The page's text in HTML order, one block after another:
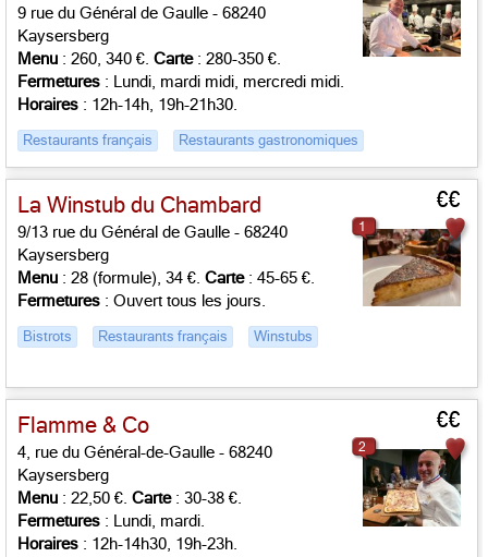
9 rue du Général de Gaulle - 68240
Kaysersberg
Menu : 260, 340 €. Carte: 280-350 €.
Fermetures : Lundi, mardi midi, mercredi midi.
Horaires : 12h-14h, 19h-21h30.
Restaurants français Restaurants gastronomiques
La Winstub du Chambard €€
9/13 rue du Général de Gaulle - 68240
Kaysersberg
Menu : 28 (formule), 34 €. Carte: 45-65 €.
Fermetures : Ouvert tous les jours.
1
Bistrots Restaurants français Winstubs
Flamme & Co €€
4, rue du Général-de-Gaulle - 68240
Kaysersberg
Menu : 22,50 €. Carte: 30-38 €.
Fermetures : Lundi, mardi.
Horaires : 12h-14h30, 19h-23h.
2